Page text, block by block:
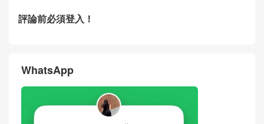
Bottega Veneta Small Andia
评论
評論前必須登入！